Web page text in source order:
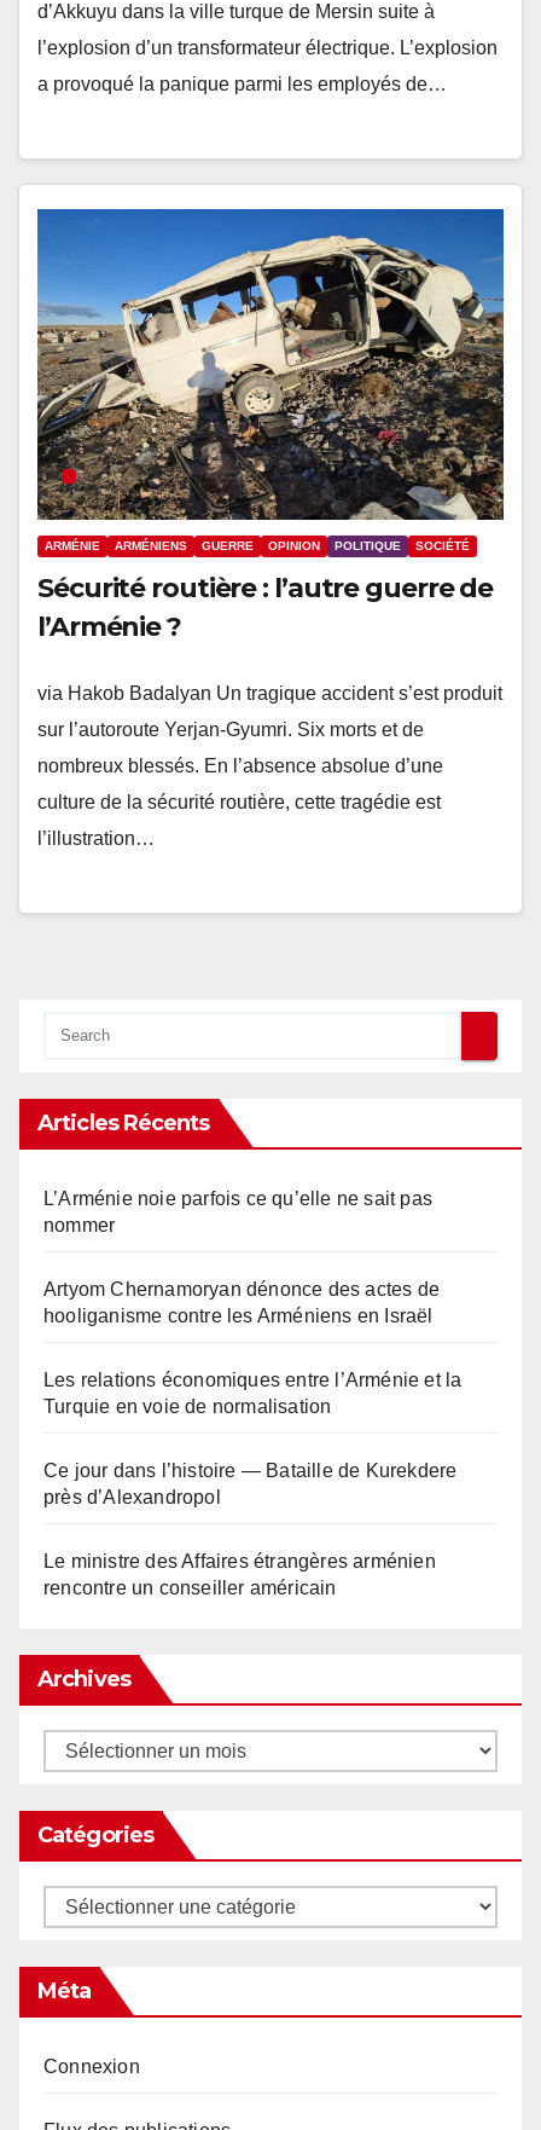
d’Akkuyu dans la ville turque de Mersin suite à
l’explosion d’un transformateur électrique. L’explosion
a provoqué la panique parmi les employés de…
ARMÉNIE ARMÉNIENS GUERRE OPINION POLITIQUE SOCIÉTÉ
Sécurité routière : l’autre guerre de
l’Arménie ?
via Hakob Badalyan Un tragique accident s’est produit
sur l’autoroute Yerjan-Gyumri. Six morts et de
nombreux blessés. En l’absence absolue d’une
culture de la sécurité routière, cette tragédie est
l’illustration…
Articles Récents
L’Arménie noie parfois ce qu’elle ne sait pas
nommer
Artyom Chernamoryan dénonce des actes de
hooliganisme contre les Arméniens en Israël
Les relations économiques entre l’Arménie et la
Turquie en voie de normalisation
Ce jour dans l’histoire — Bataille de Kurekdere
près d’Alexandropol
Le ministre des Affaires étrangères arménien
rencontre un conseiller américain
Archives
Archives
Catégories
Catégories
Méta
Connexion